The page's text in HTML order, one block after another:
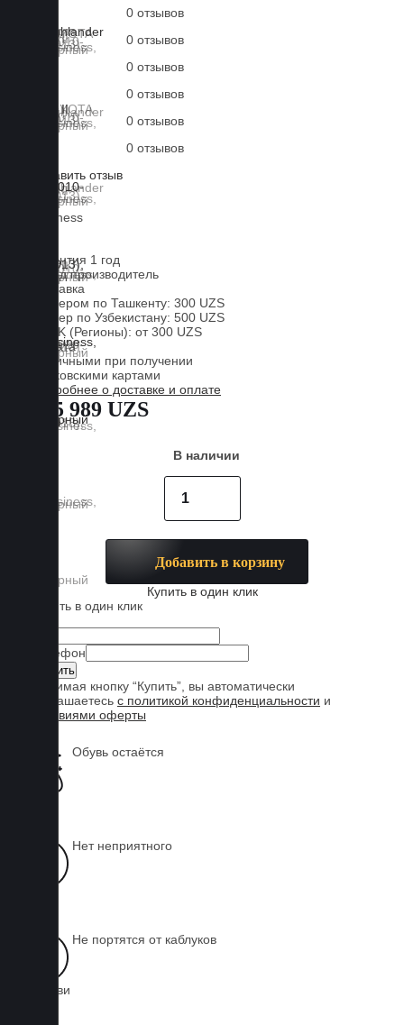
0 отзывов
0 отзывов
0 отзывов
0 отзывов
0 отзывов
0 отзывов
Оставить отзыв
Business
Гарантия 1 год
Завод производитель
Доставка
Курьером по Ташкенту: 300 UZS
Курьер по Узбекистану: 500 UZS
CDEK (Регионы): от 300 UZS
Оплата
Наличными при получении
Банковскими картами
Подробнее о доставке и оплате
885 989 UZS
В наличии
Добавить в корзину
Купить в один клик
Купить в один клик
Телефон
Нажимая кнопку “Купить”, вы автоматически
соглашаетесь с политикой конфиденциальности и
условиями оферты
Обувь остаётся
Нет неприятного
Не портятся от каблуков
на обуви